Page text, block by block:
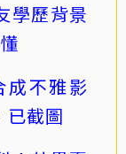
學歷背景
成不雅影
截圖